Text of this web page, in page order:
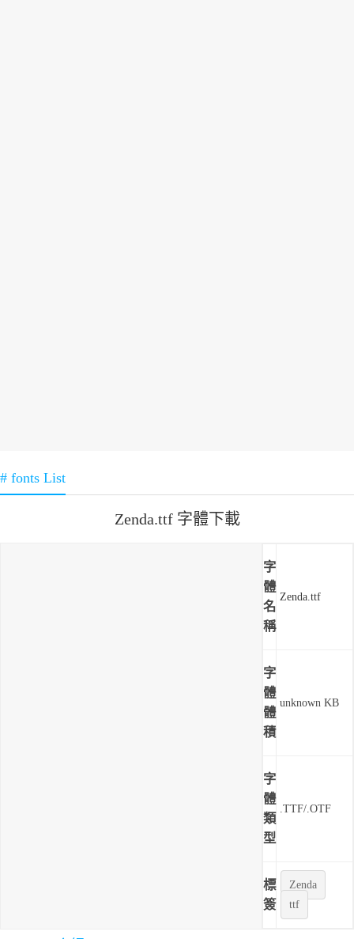
# fonts List
Zenda.ttf 字體下載
字
體
名
稱
Zenda.ttf
字
體
體
積
unknown KB
字
體
類
型
.TTF/.OTF
標
簽
Zenda
ttf